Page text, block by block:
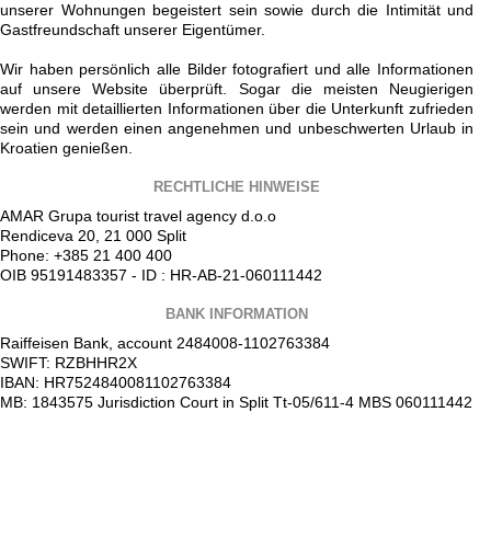
unserer Wohnungen begeistert sein sowie durch die Intimität und
Gastfreundschaft unserer Eigentümer.
Wir haben persönlich alle Bilder fotografiert und alle Informationen
auf unsere Website überprüft. Sogar die meisten Neugierigen
werden mit detaillierten Informationen über die Unterkunft zufrieden
sein und werden einen angenehmen und unbeschwerten Urlaub in
Kroatien genießen.
RECHTLICHE HINWEISE
AMAR Grupa tourist travel agency d.o.o
Rendiceva 20, 21 000 Split
Phone: +385 21 400 400
OIB 95191483357 - ID : HR-AB-21-060111442
BANK INFORMATION
Raiffeisen Bank, account 2484008-1102763384
SWIFT: RZBHHR2X
IBAN: HR7524840081102763384
MB: 1843575 Jurisdiction Court in Split Tt-05/611-4 MBS 060111442